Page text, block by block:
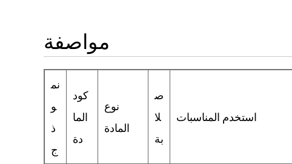
مواصفة
نم
و
ذ
ج
كود
الما
دة
نوع
المادة
ص
لا
بة
استخدم المناسبات